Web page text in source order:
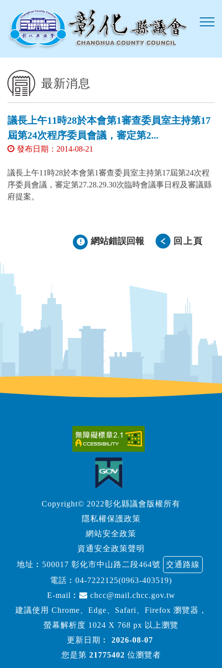
最新消息
議長上午11時28於本會第1審查委員室主持第17
屆第24次程序委員會議，審定第2...
發布日期：2014-08-21
議長上午11時28於本會第1審查委員室主持第17屆第24次程
序委員會議，審定第27.28.29.30次臨時會議事日程及審議縣
府提案。
網站錯誤回報 回上頁
Copyright© 2022彰化縣議會版權所有
隱私權保護政策
網站安全政策
資通安全政策聲明
地址︰500017 彰化市中山路二段464號
交通路線
電話︰ 04-7222125(0963-403519)
E-mail︰
chcc@mail.chcc.gov.tw
建議使用 Chrome、Edge、Safari、Firefox 瀏覽器，
螢幕解析度 1024 X 768 px 以上瀏覽
更新日期︰
2026-08-07
您是第 21775402 位瀏覽者